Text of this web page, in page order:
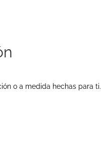
o a medida hechas para ti.